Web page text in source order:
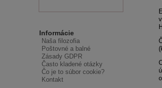
Informácie
Naša filozofia
Poštovné a balné
Zásady GDPR
Často kladené otázky
Čo je to súbor cookie?
Kontakt